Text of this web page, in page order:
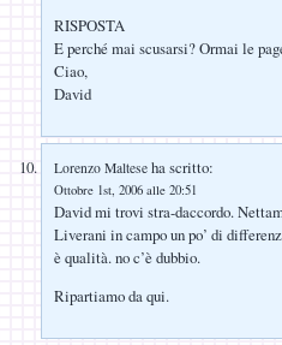
RISPOSTA
E perché mai scusarsi? Ormai le
Ciao,
David
Lorenzo Maltese ha scritto:
Ottobre 1st, 2006 alle 20:51
David mi trovi stra-daccordo.
Liverani in campo un po’ di
è qualità. no c’è dubbio.
Ripartiamo da qui.